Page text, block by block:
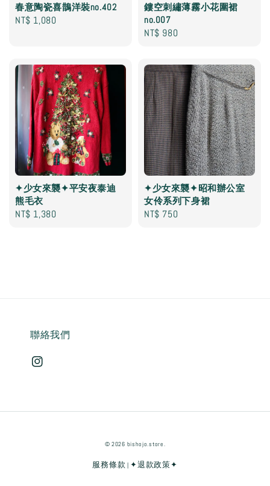
春意陶瓷喜鵲洋裝no.402
Regular
NT$ 1,080
鏤空刺繡薄霧小花圍裙
no.007
Regular
NT$ 980
✦少女來襲✦平安夜泰迪
熊毛衣
Regular
NT$ 1,380
✦少女來襲✦昭和辦公室
女伶系列下身裙
Regular
NT$ 750
聯絡我們
© 2026 bishojo.store.
服務條款 ✦退款政策✦